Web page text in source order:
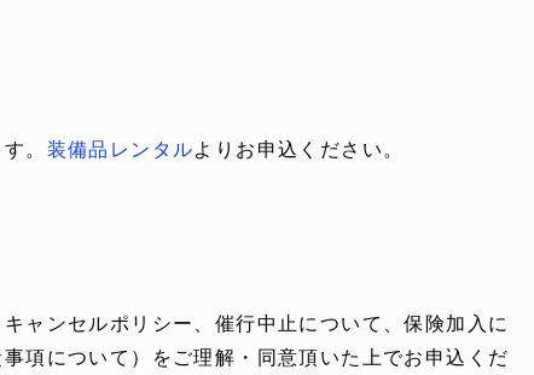
。 装備品レンタルよりお申込ください。
ャンセルポリシー、催行中止について、保険加入に
項について）をご理解・同意頂いた上でお申込くだ